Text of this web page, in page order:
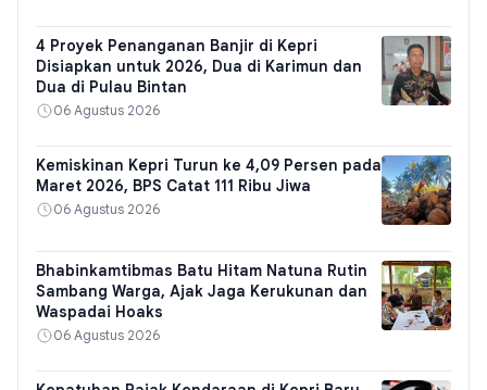
4 Proyek Penanganan Banjir di Kepri
Disiapkan untuk 2026, Dua di Karimun dan
Dua di Pulau Bintan
06 Agustus 2026
Kemiskinan Kepri Turun ke 4,09 Persen pada
Maret 2026, BPS Catat 111 Ribu Jiwa
06 Agustus 2026
Bhabinkamtibmas Batu Hitam Natuna Rutin
Sambang Warga, Ajak Jaga Kerukunan dan
Waspadai Hoaks
06 Agustus 2026